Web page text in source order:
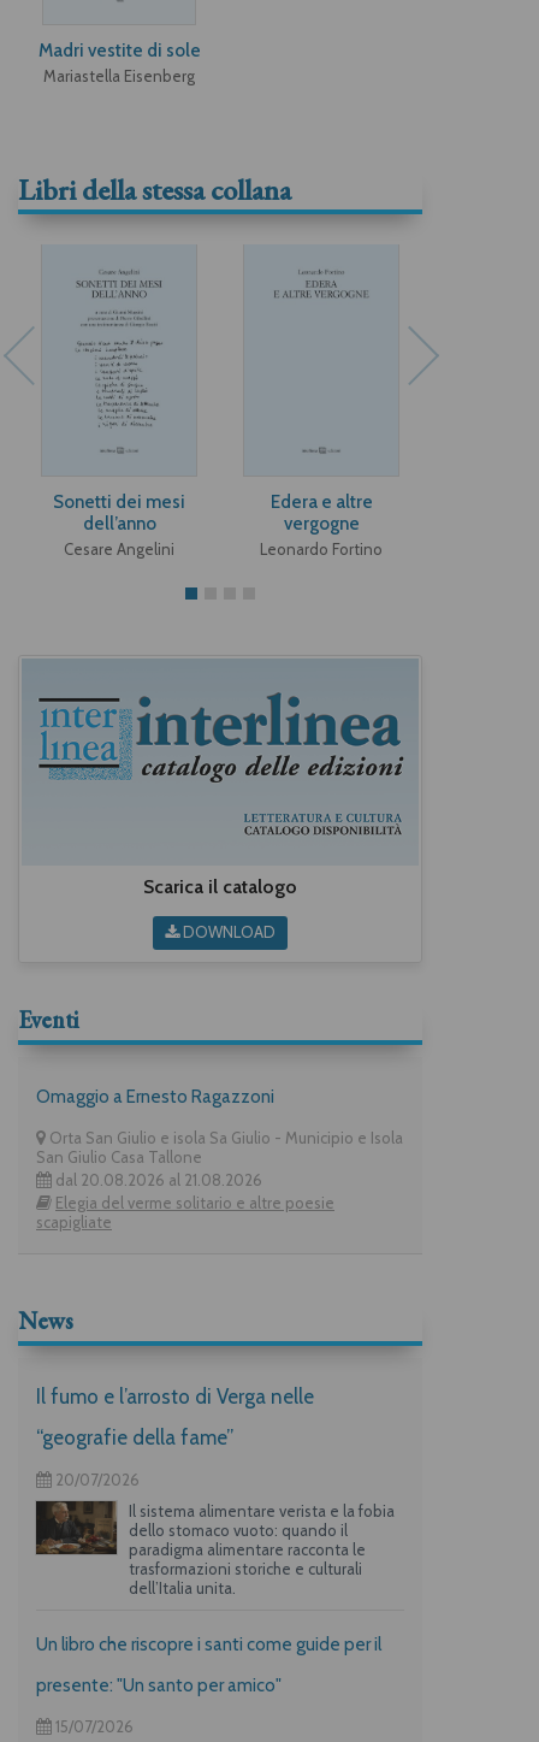
Madri vestite di sole
Mariastella Eisenberg
Libri della stessa collana
Sonetti dei mesi
dell’anno
Cesare Angelini
Edera e altre
vergogne
Leonardo Fortino
Scarica il catalogo
DOWNLOAD
Eventi
Omaggio a Ernesto Ragazzoni
Orta San Giulio e isola Sa Giulio - Municipio e Isola
San Giulio Casa Tallone
dal 20.08.2026 al 21.08.2026
Elegia del verme solitario e altre poesie
scapigliate
News
Il fumo e l’arrosto di Verga nelle
“geografie della fame”
20/07/2026
Il sistema alimentare verista e la fobia
dello stomaco vuoto: quando il
paradigma alimentare racconta le
trasformazioni storiche e culturali
dell’Italia unita.
Un libro che riscopre i santi come guide per il
presente: "Un santo per amico"
15/07/2026